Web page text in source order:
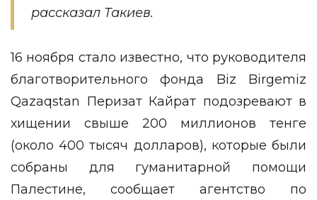
рассказал Такиев.
16 ноября стало известно, что руководителя
благотворительного фонда Biz Birgemiz
Qazaqstan Перизат Кайрат подозреваютв
хищении свыше 200 миллионов тенге
(около 400 тысяч долларов), которые были
собраны для гуманитарной помощи
Палестине, сообщает агентство по